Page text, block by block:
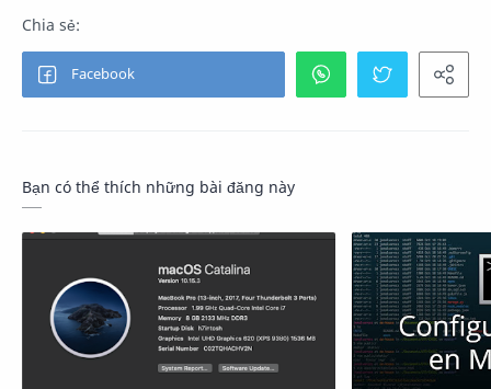
Bạn có thể thích những bài đăng này